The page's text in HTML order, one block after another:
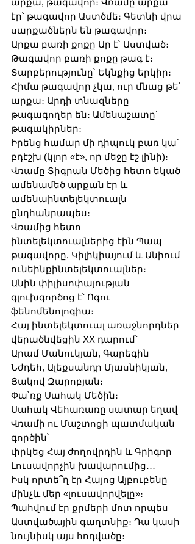
արքա, թագավոր։ Վռամը արքա
էր՝ թագավոր Աստծմե։ Գետնի վրա
սարքածներն են թագավոր։
Արքա բառի քոքը Ար է՝ Աստված։
Թագավոր բառի քոքը թագ է։
Տարբերությունը՝ Եկնքից երկիր։
Հիմա թագավոր չկա, ուր մնաց թե՝
արքա։ Արդի տնազները
թագագողեր են։ Ամենաշատը՝
թագակիրներ։
Իրենց համար մի դիպուկ բառ կա՝
բդէշխ (կլոր «է», որ մեջը էշ լինի)։
Վռամը Տիգրան Մեծից հետո եկած
ամենամեծ արքան էր և
ամենաինտելեկտուալն
ընդհանրապես։
Վռամից հետո
ինտելեկտուալներից էին Պապ
թագավորը, Կիլիկիայում և Անիում
ունեինքինտելեկտուալներ։
Անին փիլիսոփայության
գլուխգործոց է՝ Ոգու
ֆենոմենոլոգիա։
Հայ ինտելեկտուալ առաջնորդներ
վերածնվեցին XX դարում՝
Արամ Մանուկյան, Գարեգին
Նժդեհ, Ալեքսանդր Մյասնիկյան,
Յակով Զարոբյան։
Փա՝ռք Սահակ Մեծին։
Սահակ Վեհառառը սատար եղավ
Վռամի ու Մաշտոցի պատմական
գործին՝
փրկեց Հայ ժողովրդին և Գրիգոր
Լուսավորչին խավարումից․․․
Իսկ որտե՞ղ էր Հայոց Այբուբենը
մինչև մեր «լուսավորվելը»։
Պահվում էր քրմերի մոտ որպես
Աստվածային գաղտնիք։ Դա կասի
նույնիսկ այս հոդվածը։